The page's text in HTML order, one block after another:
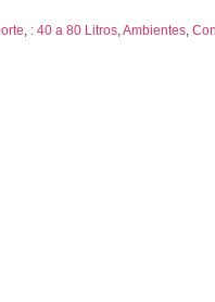
, : 40 a 80 Litros,Ambientes,